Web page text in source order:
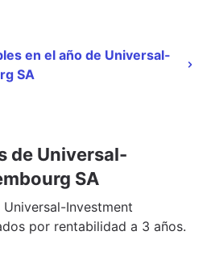
en el año de Universal-
SA
de Universal-
SA
Investment
por rentabilidad a 3 años.